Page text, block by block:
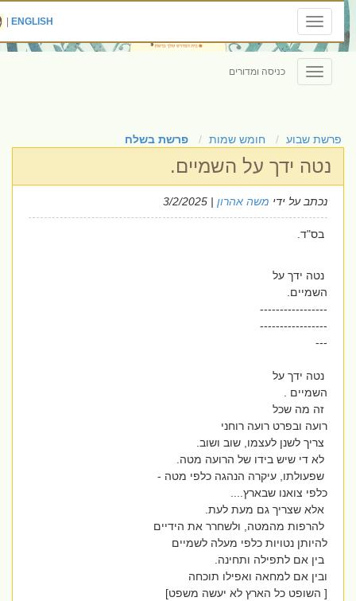
Toggle
navigation
ENGLISH
|
Toggle
navigation
כניסה ומדורים
פרשת שבוע חומש שמות פרשת בשלח
נטה ידך על השמיים.
נכתב על ידימשה אהרון| 3/2/2025
בס"ד.
נטה ידך על
השמיים.
-----------------
-----------------
נטה ידך על
השמיים .
זה מה שכל
רועה ובפרט רועה רוחני
צריך לשנן לעצמו, שוב ושוב.
לא די שיש בידו של הרועה מטה.
שפעולתו, עיקרה הנהגה כלפי מטה -
כלפי צואנו שבארץ....
אלא שצריך גם מעת לעת.
להרפות מהמטה, ולשחרר את הידיים
להיותן נטויות כלפי מעלה לשמיים
בין אם לתפילה ותחינה.
ובין אם למחאה ואפילו תוכחה
[ השופט כל הארץ לא יעשה משפט]